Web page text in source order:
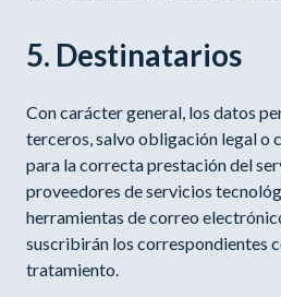
5. Destinatarios
Con carácter general, los datos
terceros, salvo obligación legal o
para la correcta prestación del
proveedores de servicios
herramientas de correo
suscribirán los correspondientes
tratamiento.